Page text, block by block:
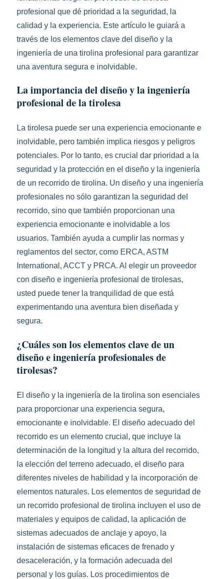
profesional que dé prioridad a la seguridad, la
calidad y la experiencia. Este artículo le guiará a
través de los elementos clave del diseño y la
ingeniería de una tirolina profesional para garantizar
una aventura segura e inolvidable.
La importancia del diseño y la ingeniería
profesional de la tirolesa
La tirolesa puede ser una experiencia emocionante e
inolvidable, pero también implica riesgos y peligros
potenciales. Por lo tanto, es crucial dar prioridad a la
seguridad y la protección en el diseño y la ingeniería
de un recorrido de tirolina. Un diseño y una ingeniería
profesionales no sólo garantizan la seguridad del
recorrido, sino que también proporcionan una
experiencia emocionante e inolvidable a los
usuarios. También ayuda a cumplir las normas y
reglamentos del sector, como ERCA, ASTM
International, ACCT y PRCA. Al elegir un proveedor
con diseño e ingeniería profesional de tirolesas,
usted puede tener la tranquilidad de que está
experimentando una aventura bien diseñada y
segura.
¿Cuáles son los elementos clave de un
diseño e ingeniería profesionales de
tirolesas?
El diseño y la ingeniería de la tirolina son esenciales
para proporcionar una experiencia segura,
emocionante e inolvidable. El diseño adecuado del
recorrido es un elemento crucial, que incluye la
determinación de la longitud y la altura del recorrido,
la elección del terreno adecuado, el diseño para
diferentes niveles de habilidad y la incorporación de
elementos naturales. Los elementos de seguridad de
un recorrido profesional de tirolina incluyen el uso de
materiales y equipos de calidad, la aplicación de
sistemas adecuados de anclaje y apoyo, la
instalación de sistemas eficaces de frenado y
desaceleración, y la formación adecuada del
personal y los guías. Los procedimientos de